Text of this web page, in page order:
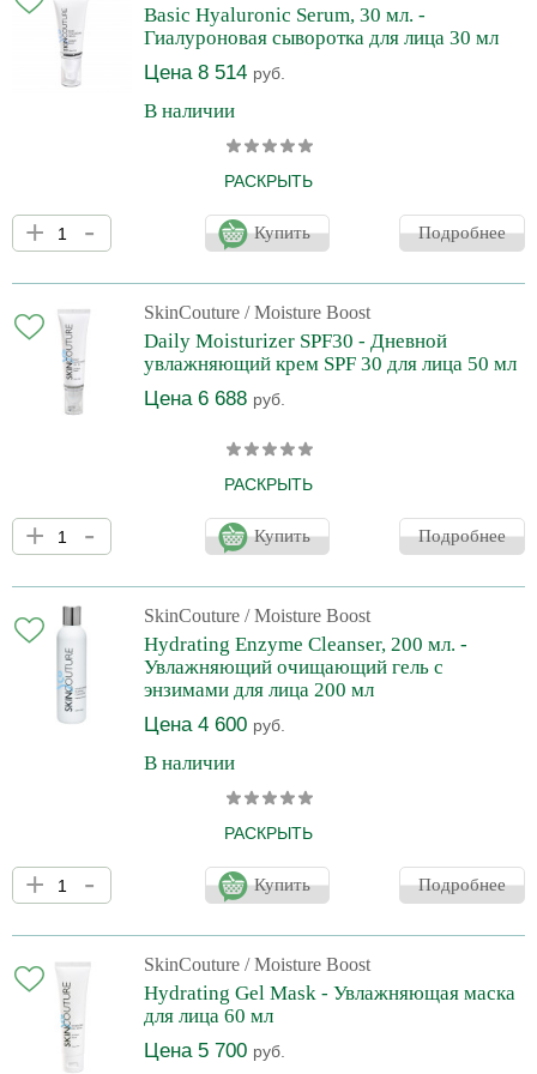
восстанавливает барьеры кожи. Придает комфорт
(оптимизирует состав микроби
Basic Hyaluronic Serum, 30 мл. -
Гиалуроновая сыворотка для лица 30 мл
Цена 8 514 руб.
В наличии
РАСКРЫТЬ
Самая мощная увлажняющая сыворотка для всех возрастов и
типов кожи Сыворотка способна удерживать влагу сразу на двух
уровнях, благодаря содержанию в составе высокой
состав сыворотки биоферментированная ламинария, янтарная
кислота, сок алоэ, пантенол, бета-глюканы и экстракты
растений дополнительно усиливают ее увлажняющие свойства.
В составе средства также содержится диметилизосорбид
&ndash
+ - Купить Подробнее
SkinCouture / Moisture Boost
Daily Moisturizer SPF30 - Дневной
увлажняющий крем SPF 30 для лица 50 мл
Цена 6 688 руб.
РАСКРЫТЬ
Уходовый крем для лица с SPF 30 на основе химических
фотофильтров широкого спектра действия - защита от всего
спектра лучей: Ультрафиолет, Инфракрасный, Синий свет и 5G.
ежедневно. Полноценный крем, решающий все задачи
дневного ухода, не требует использования дополнительных
дневных кремов. • Не допускает фотостарения и способствует
осветлению пигментных пятен. • Активно увлажняет и
+ - Купить Подробнее
SkinCouture / Moisture Boost
Hydrating Enzyme Cleanser, 200 мл. -
Увлажняющий очищающий гель с
энзимами для лица 200 мл
Цена 4 600 руб.
В наличии
РАСКРЫТЬ
Оптимальный выбор для ценителей эффективных очищающих
средств без агрессивных субстанций - подходит для умывания
даже деликатной и чувствительной кожи. Очищающее средство
эффективно снимает Make Up, в том числе вокруг глаз, и все
виды загрязнений. Средство содержит растительные энзимы:
папаин и бромелайн, а также деликатные ПАВ, увлажняющие
субстанции и экстракты растений успокаивающего
+ - Купить Подробнее
SkinCouture / Moisture Boost
Hydrating Gel Mask - Увлажняющая маска
для лица 60 мл
Цена 5 700 руб.